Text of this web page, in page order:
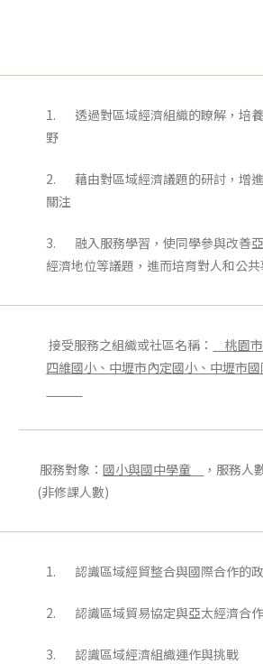
1. 透過對區域經濟組織的瞭解，培
野
2. 藉由對區域經濟議題的研討，增
關注
3. 融入服務學習，使同學參與改善
經濟地位等議題，進而培育對人和公
接受服務之組織或社區名稱：
桃園
四維國小、中壢市內定國小、中壢
服務對象：國小與國中學童
，服務人
(非修課人數)
1. 認識區域經貿整合與國際合作的
2. 認識區域貿易協定與亞太經濟合
3. 認識區域經濟組織運作與挑戰